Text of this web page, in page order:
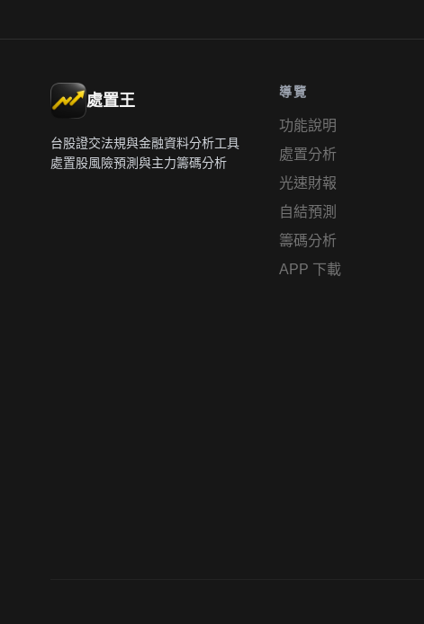
處置王
台股證交法規與金融資料分析工具
處置股風險預測與主力籌碼分析
導覽
功能說明
處置分析
光速財報
自結預測
籌碼分析
APP 下載